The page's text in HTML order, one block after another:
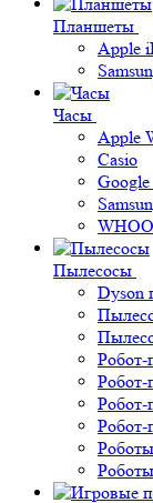
Планшеты
Apple
Часы
Apple
Casio
Google
Пылесосы
Dyson
Робот-
Робот-